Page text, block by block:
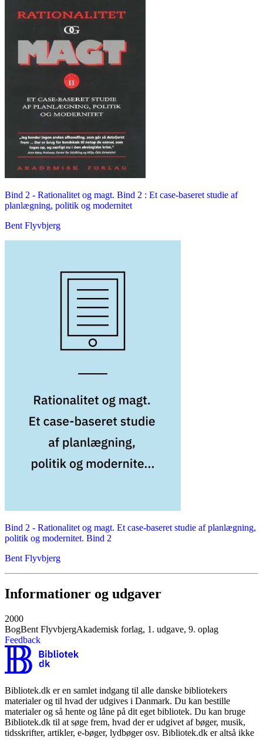
Bind 2 - Rationalitet og magt. Bind 2 : Et case-baseret studie af
planlægning, politik og modernitet
Bent Flyvbjerg
Bind 2 - Rationalitet og magt. Et case-baseret studie af planlægning,
politik og modernitet. Bind 2
Bent Flyvbjerg
Informationer og udgaver
2000
BogBent FlyvbjergAkademisk forlag, 1. udgave, 9. oplag
Feedback
Bibliotek.dk er en samlet indgang til alle danske bibliotekers
materialer og til hvad der udgives i Danmark. Du kan bestille
materialer og så hente og låne på dit eget bibliotek. Du kan bruge
Bibliotek.dk til at søge frem, hvad der er udgivet af bøger, musik,
tidsskrifter, artikler, e-bøger, lydbøger osv. Bibliotek.dk er altså ikke